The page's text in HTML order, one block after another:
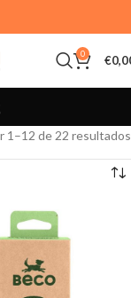
0 €
1–12 de 22 resultados